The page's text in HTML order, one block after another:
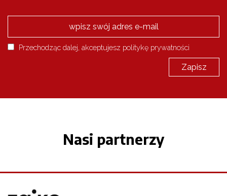
Przechodząc dalej, akceptujesz politykę prywatności
Nasi partnerzy